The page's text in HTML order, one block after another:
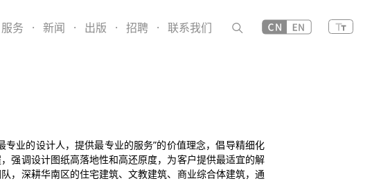
服务 · 新闻 · 出版 · 招聘 · 联系我们
专业的设计人，提供最专业的服务”的价值理念，倡导精细化
强调设计图纸高落地性和高还原度，为客户提供最适宜的解
，深耕华南区的住宅建筑、文教建筑、商业综合体建筑，通